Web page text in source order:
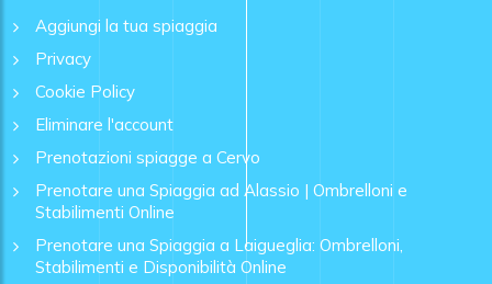
Aggiungi la tua spiaggia
Privacy
Cookie Policy
Eliminare l'account
Prenotazioni spiagge a Cervo
Prenotare una Spiaggia ad Alassio | Ombrelloni e
Stabilimenti Online
Prenotare una Spiaggia a Laigueglia: Ombrelloni,
Stabilimenti e Disponibilità Online